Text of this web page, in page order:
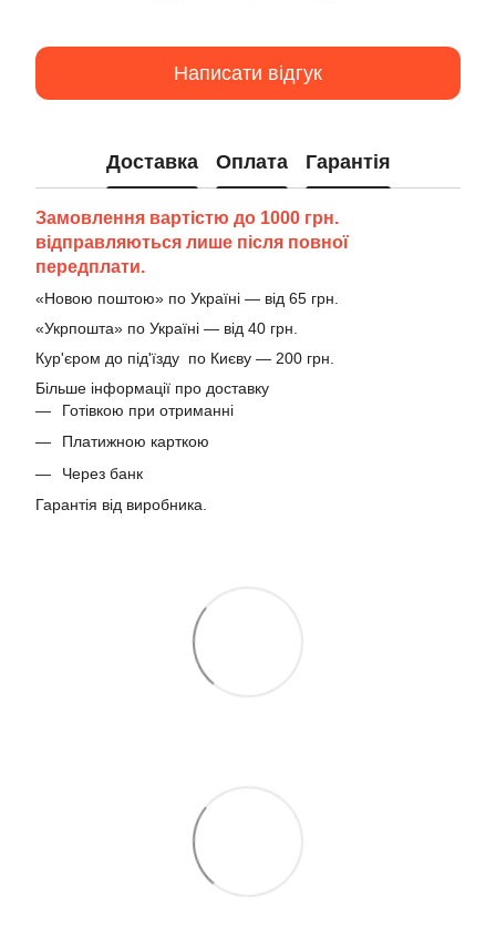
Написати відгук
Доставка Оплата Гарантія
Замовлення вартістю до 1000 грн.
відправляються лише після повної
передплати.
«Новою поштою» по Україні — від 65 грн.
«Укрпошта» по Україні — від 40 грн.
Кур'єром до під'їзду по Києву — 200 грн.
Більше інформації про доставку
Готівкою при отриманні
Платижною карткою
Через банк
Гарантія від виробника.